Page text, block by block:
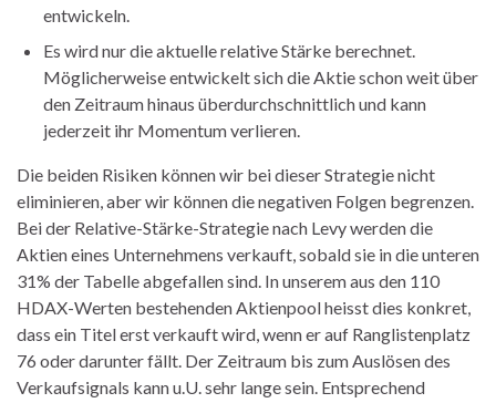
entwickeln.
Es wird nur die aktuelle relative Stärke berechnet.
Möglicherweise entwickelt sich die Aktie schon weit über
den Zeitraum hinaus überdurchschnittlich und kann
jederzeit ihr Momentum verlieren.
Die beiden Risiken können wir bei dieser Strategie nicht
eliminieren, aber wir können die negativen Folgen begrenzen.
Bei der Relative-Stärke-Strategie nach Levy werden die
Aktien eines Unternehmens verkauft, sobald sie in die unteren
31% der Tabelle abgefallen sind. In unserem aus den 110
HDAX-Werten bestehenden Aktienpool heisst dies konkret,
dass ein Titel erst verkauft wird, wenn er auf Ranglistenplatz
76 oder darunter fällt. Der Zeitraum bis zum Auslösen des
Verkaufsignals kann u.U. sehr lange sein. Entsprechend